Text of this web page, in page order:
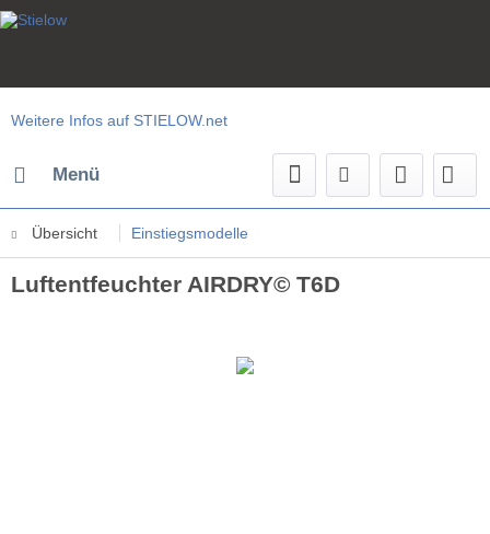
Weitere Infos auf STIELOW.net
Menü
Übersicht Einstiegsmodelle
Luftentfeuchter AIRDRY© T6D